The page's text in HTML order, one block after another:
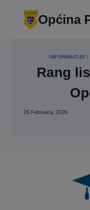
Općina
INFORMACIJE
Rang
26 Februara, 2026